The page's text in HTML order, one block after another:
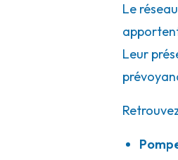
Pompes Funèbres
7 Rue Mary Lafon 82130
Consulter l'agence
Le
Leur